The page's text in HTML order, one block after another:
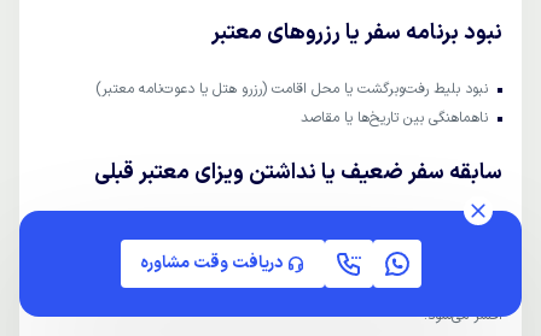
نبود برنامه‌ سفر یا رزروهای معتبر
نبود بلیط رفت‌وبرگشت یا محل اقامت (رزرو هتل یا دعوت‌نامه معتبر)
ناهماهنگی بین تاریخ‌ها یا مقاصد
سابقه سفر ضعیف یا نداشتن ویزای معتبر قبلی
برای بعضی کشورها (مثل آلمان یا فرانسه) نداشتن سفر خارجی قبلی می‌تواند
نبود سابقه ویزای شنگن، انگلیس، کانادا یا امارات در برخی موارد باعث بدبینی
افسر می‌شود.
دریافت وقت مشاوره